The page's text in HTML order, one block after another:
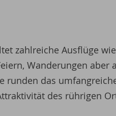
zahlreiche Ausflüge
Wanderungen aber
runden das
des rührigen